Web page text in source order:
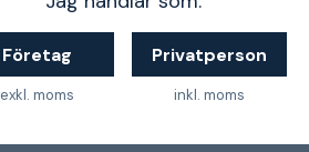
Företag
exkl. moms
Privatperson
inkl. moms
95 mm
Nej